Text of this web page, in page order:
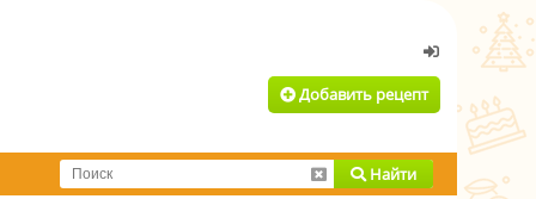
Добавить рецепт
Найти